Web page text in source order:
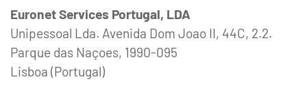
Euronet Services Portugal, LDA
Unipessoal Lda. Avenida Dom Joao II, 44C, 2.2.
Parque das Naçoes, 1990-095
Lisboa (Portugal)